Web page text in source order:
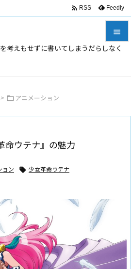
考えもせずに書いてしまうだらしなく



 RSS Feedly
> アニメーション
命ウテナ』の魅力
ョン  少女革命ウテナ